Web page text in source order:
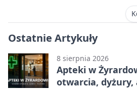
Ostatnie Artykuły
8 sierpnia 2026
Apteki w
otwarcia, dyżury,